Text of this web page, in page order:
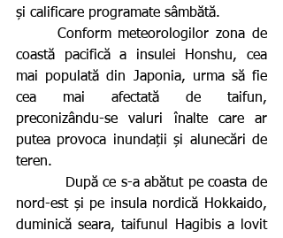
și calificare programate sâmbătă.
coastă pacifică a insulei Honshu, cea
mai populată din Japonia, urma să fie
cea mai afectată de taifun,
preconizându-se valuri înalte care ar
putea provoca inundații și alunecări de
teren.
nord-est și pe insula nordică Hokkaido,
duminică seara, taifunul Hagibis a lovit